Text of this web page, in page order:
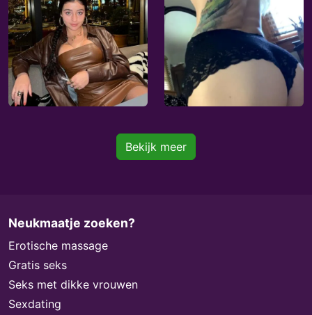
Bekijk meer
Neukmaatje zoeken?
Erotische massage
Gratis seks
Seks met dikke vrouwen
Sexdating